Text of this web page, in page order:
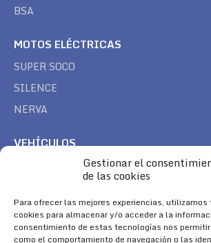
Gestionar el
de las cookies
Para ofrecer las mejores experiencias,
cookies para almacenar y/o acceder a la
consentimiento de estas tecnologías nos
como el comportamiento de navegación o las
BSA
MOTOS ELÉCTRICAS
SUPER SOCO
SILENCE
NERVA
VEHÍCULOS
TREK
SÍGUENOS